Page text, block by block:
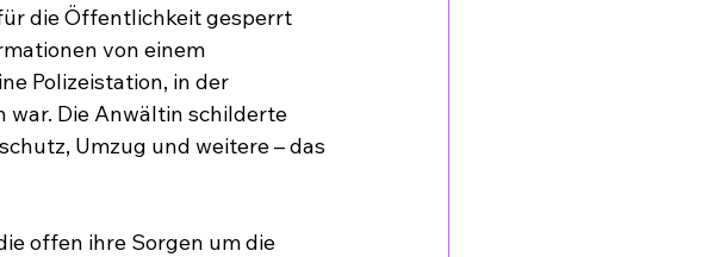
die Öffentlichkeit gesperrt
von einem
Polizeistation, in der
Die Anwältin schilderte
Umzug und weitere – das
offen ihre Sorgen um die